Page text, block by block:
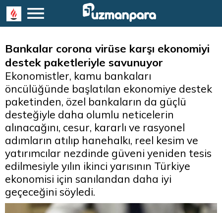
Bankalar corona virüse karşı ekonomiyi
destek paketleriyle savunuyor
Ekonomistler, kamu bankaları
öncülüğünde başlatılan ekonomiye destek
paketinden, özel bankaların da güçlü
desteğiyle daha olumlu neticelerin
alınacağını, cesur, kararlı ve rasyonel
adımların atılıp hanehalkı, reel kesim ve
yatırımcılar nezdinde güveni yeniden tesis
edilmesiyle yılın ikinci yarısının Türkiye
ekonomisi için sanılandan daha iyi
geçeceğini söyledi.